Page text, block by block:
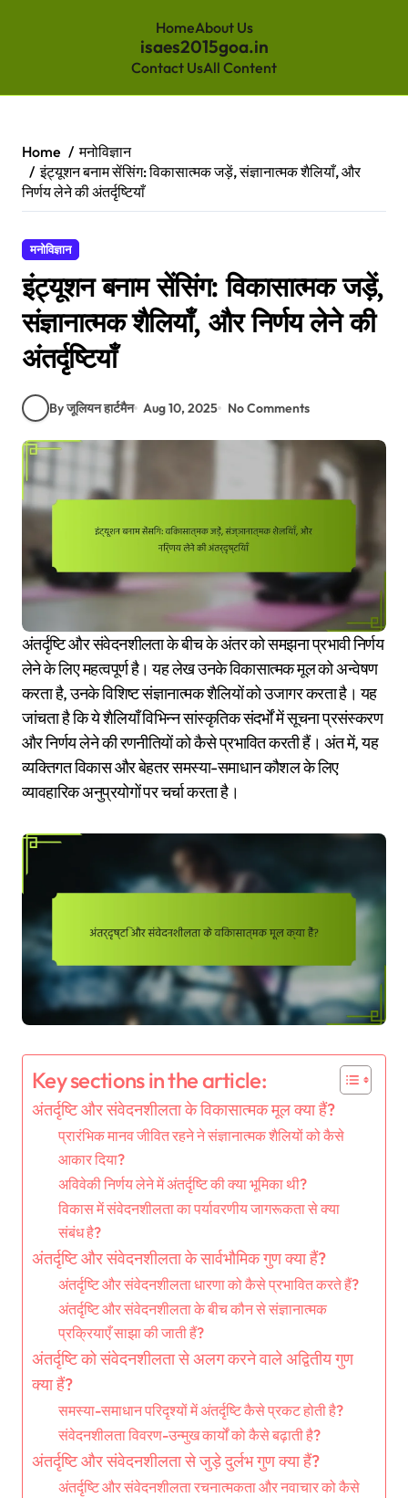
HomeAbout Us
isaes2015goa.in
Contact UsAll Content
content
Home
मनोविज्ञान
इंट्यूशन बनाम सेंसिंग: विकासात्मक जड़ें, संज्ञानात्मक शैलियाँ, और
निर्णय लेने की अंतर्दृष्टियाँ
मनोविज्ञान
इंट्यूशन बनाम सेंसिंग: विकासात्मक जड़ें,
संज्ञानात्मक शैलियाँ, और निर्णय लेने की
अंतर्दृष्टियाँ
By जूलियन हार्टमैन Aug 10, 2025 No Comments
अंतर्दृष्टि और संवेदनशीलता के बीच के अंतर को समझना प्रभावी निर्णय
लेने के लिए महत्वपूर्ण है। यह लेख उनके विकासात्मक मूल को अन्वेषण
करता है, उनके विशिष्ट संज्ञानात्मक शैलियों को उजागर करता है। यह
जांचता है कि ये शैलियाँ विभिन्न सांस्कृतिक संदर्भों में सूचना प्रसंस्करण
और निर्णय लेने की रणनीतियों को कैसे प्रभावित करती हैं। अंत में, यह
व्यक्तिगत विकास और बेहतर समस्या-समाधान कौशल के लिए
व्यावहारिक अनुप्रयोगों पर चर्चा करता है।
Key sections in the article:
अंतर्दृष्टि और संवेदनशीलता के विकासात्मक मूल क्या हैं?
प्रारंभिक मानव जीवित रहने ने संज्ञानात्मक शैलियों को कैसे
आकार दिया?
अविवेकी निर्णय लेने में अंतर्दृष्टि की क्या भूमिका थी?
विकास में संवेदनशीलता का पर्यावरणीय जागरूकता से क्या
संबंध है?
अंतर्दृष्टि और संवेदनशीलता के सार्वभौमिक गुण क्या हैं?
अंतर्दृष्टि और संवेदनशीलता धारणा को कैसे प्रभावित करते हैं?
अंतर्दृष्टि और संवेदनशीलता के बीच कौन से संज्ञानात्मक
प्रक्रियाएँ साझा की जाती हैं?
अंतर्दृष्टि को संवेदनशीलता से अलग करने वाले अद्वितीय गुण
क्या हैं?
समस्या-समाधान परिदृश्यों में अंतर्दृष्टि कैसे प्रकट होती है?
संवेदनशीलता विवरण-उन्मुख कार्यों को कैसे बढ़ाती है?
अंतर्दृष्टि और संवेदनशीलता से जुड़े दुर्लभ गुण क्या हैं?
अंतर्दृष्टि और संवेदनशीलता रचनात्मकता और नवाचार को कैसे